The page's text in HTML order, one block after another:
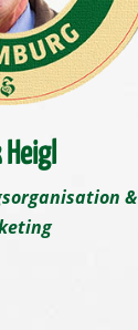
Heigl
&